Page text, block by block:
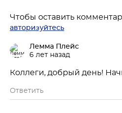
Чтобы оставить
авторизуйтесь
Лемма Плейс
6 лет назад
Коллеги, добрый день!
Ответить